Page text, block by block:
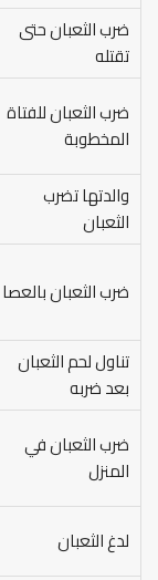
ضرب الثعبان حتى
تقتله
ضرب الثعبان للفتاة
المخطوبة
والدتها تضرب
الثعبان
ضرب الثعبان بالعصا
تناول لحم الثعبان
بعد ضربه
ضرب الثعبان في
المنزل
لدغ الثعبان